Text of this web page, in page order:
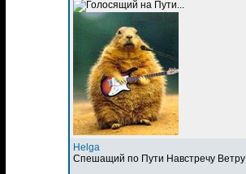
Helga
Спешащий по Пути Навстречу Ветру